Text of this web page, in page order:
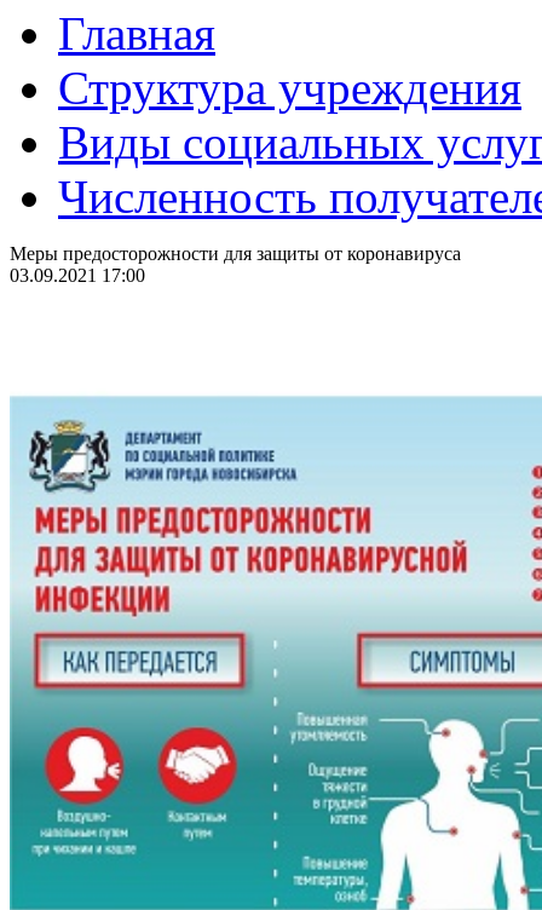
Главная
Структура учреждения
Виды социальных
Численность
Меры предосторожности для защиты от коронавируса
03.09.2021 17:00